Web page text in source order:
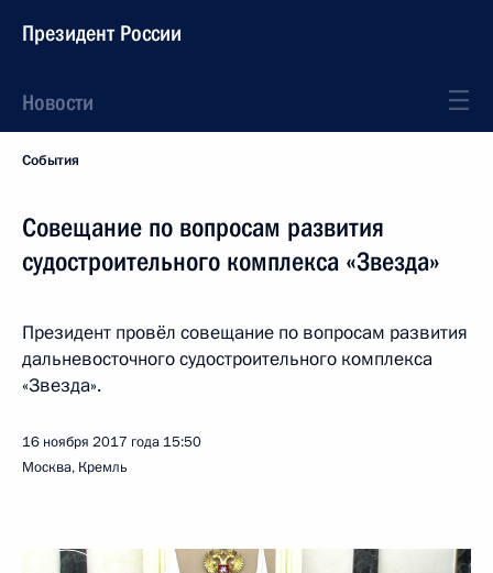
Президент России
Новости
События
Совещание по вопросам развития
судостроительного комплекса «Звезда»
Президент провёл совещание по вопросам развития
дальневосточного судостроительного комплекса
«Звезда».
16 ноября 2017 года 15:50
Москва, Кремль